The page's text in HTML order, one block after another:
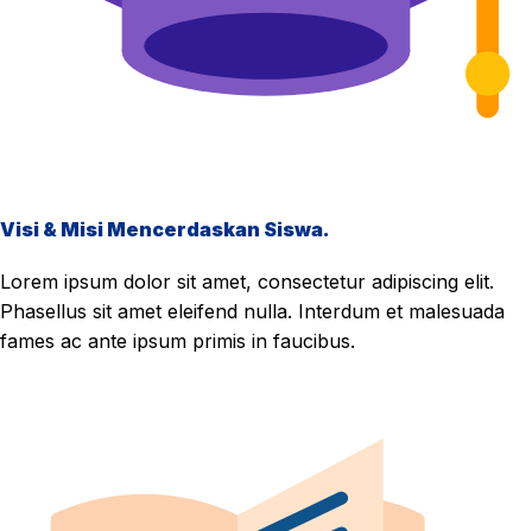
Visi & Misi Mencerdaskan Siswa.
Lorem ipsum dolor sit amet, consectetur adipiscing elit.
Phasellus sit amet eleifend nulla. Interdum et malesuada
fames ac ante ipsum primis in faucibus.